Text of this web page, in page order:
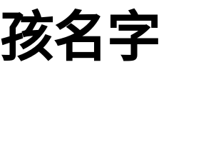
名字